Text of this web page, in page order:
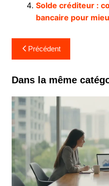
Solde créditeur :
bancaire pour
Navigation
de
l’article
Précédent
Dans la même